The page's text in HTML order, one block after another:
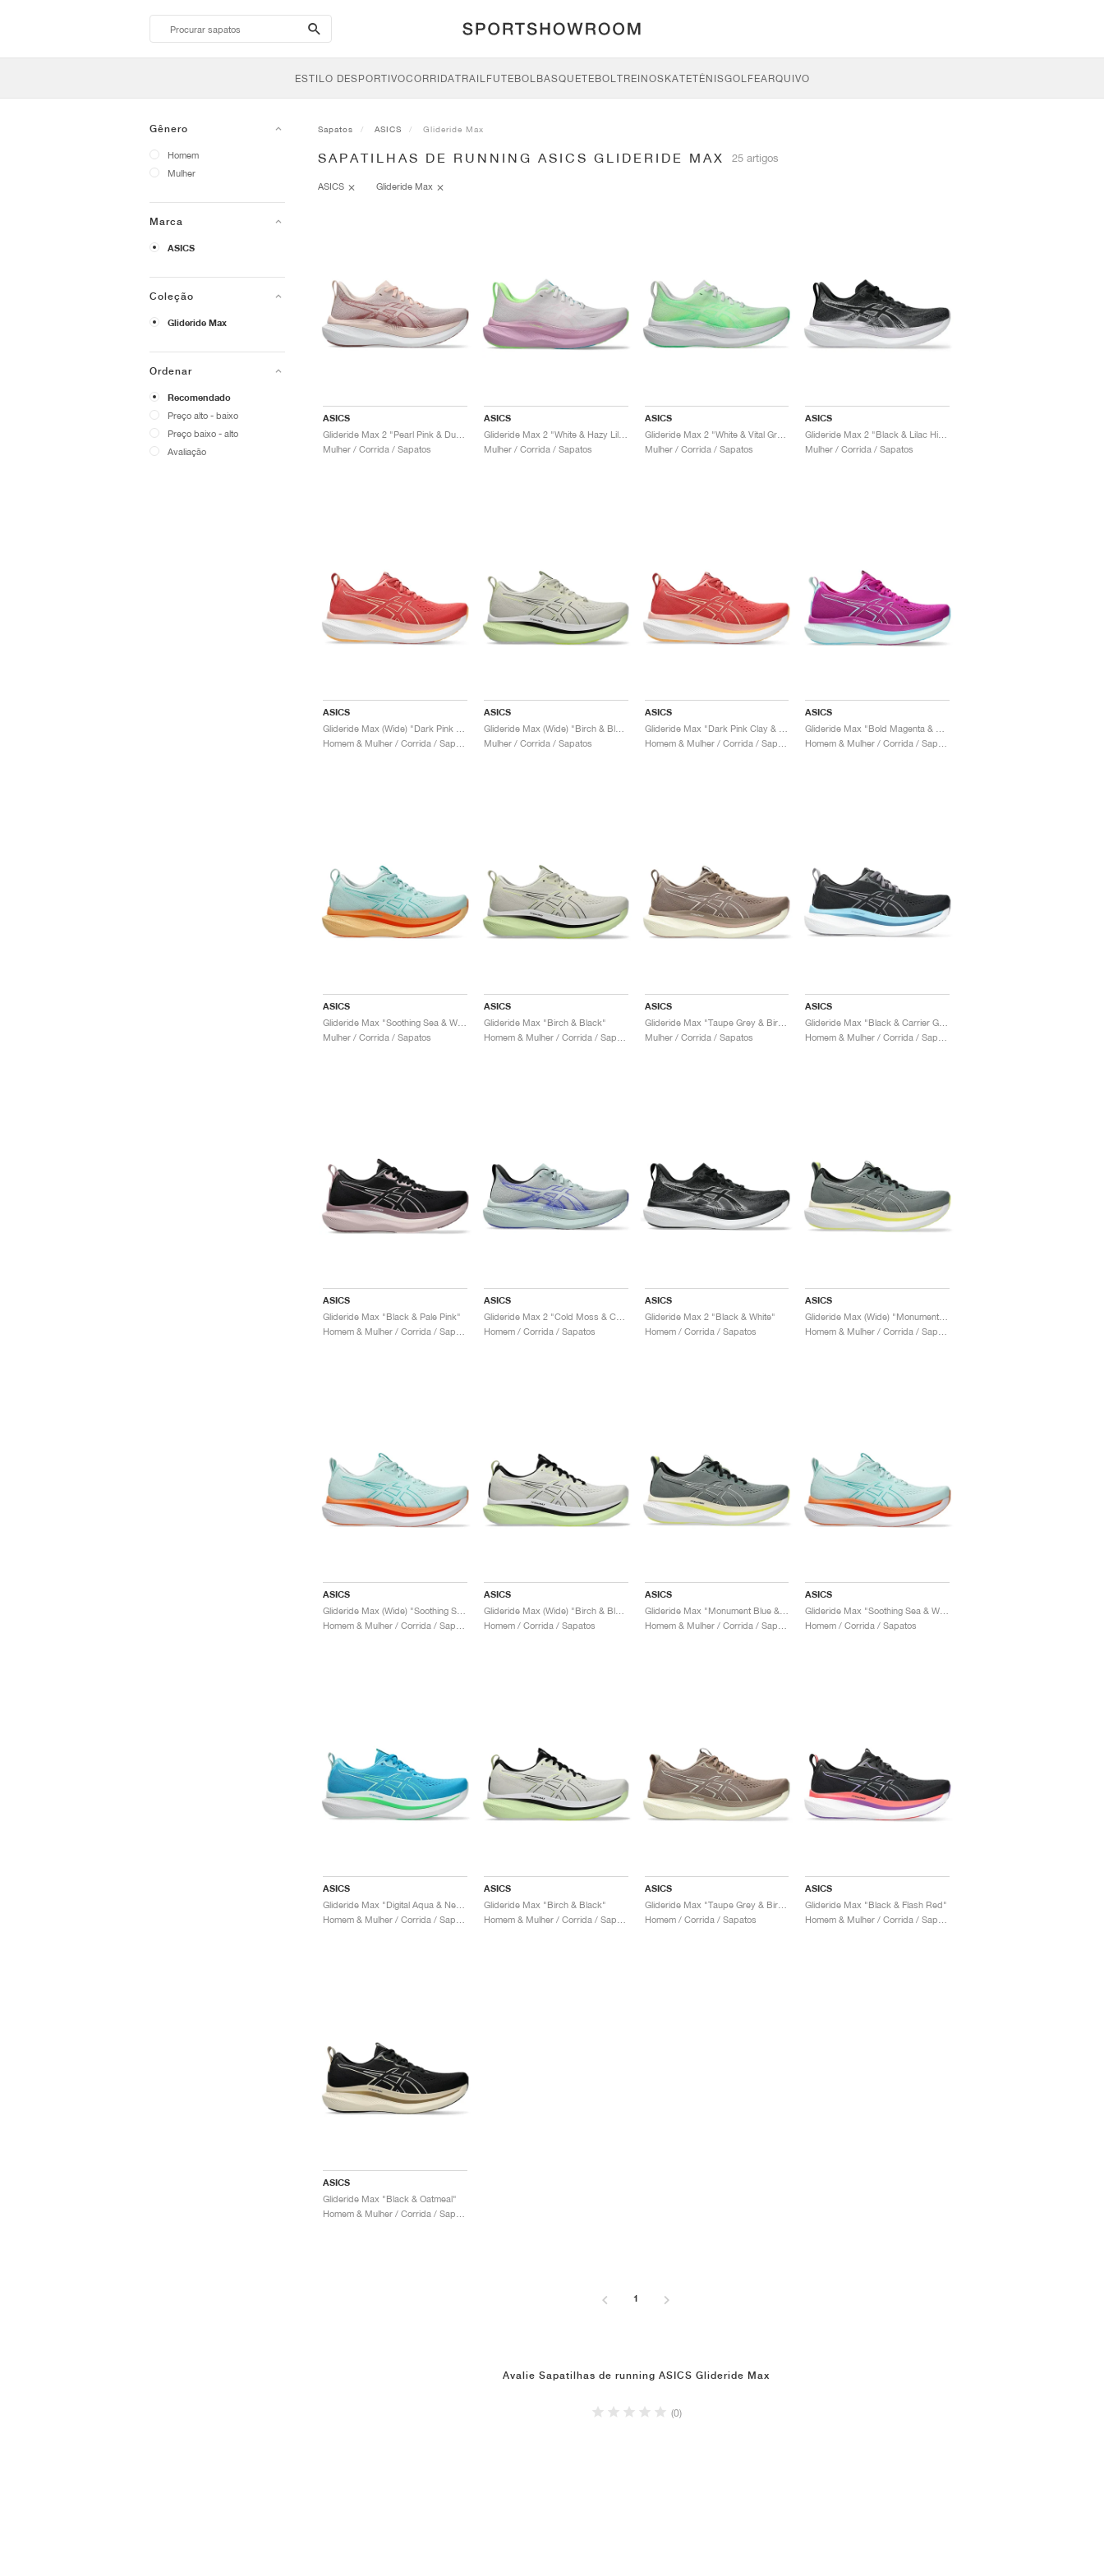
search-
btn
ESTILO DESPORTIVOCORRIDATRAILFUTEBOLBASQUETEBOLTREINOSKATETÉNISGOLFEARQUIVO
Gênero
Homem
Mulher
Marca
ASICS
Coleção
Glideride Max
Ordenar
Recomendado
Preço alto - baixo
Preço baixo - alto
Avaliação
Sapatos ASICS Glideride Max
SAPATILHAS DE RUNNING ASICS GLIDERIDE MAX 25 artigos
ASICS Glideride Max
ASICS
Mulher / Corrida / Sapatos
ASICS
Glideride Max 2 "White & Hazy Lilac"
Mulher / Corrida / Sapatos
ASICS
Glideride Max 2 "White & Vital Green"
Mulher / Corrida / Sapatos
ASICS
Mulher / Corrida / Sapatos
ASICS ASICS
Glideride Max (Wide) "Birch & Black"
Mulher / Corrida / Sapatos
ASICS ASICS
ASICS
Mulher / Corrida / Sapatos
ASICS
Glideride Max "Birch & Black"
ASICS
Glideride Max "Taupe Grey & Birch"
Mulher / Corrida / Sapatos
ASICS
ASICS
Glideride Max "Black & Pale Pink"
ASICS
Glideride Max 2 "Cold Moss & Cobalt Burst"
Homem / Corrida / Sapatos
ASICS
Glideride Max 2 "Black & White"
Homem / Corrida / Sapatos
ASICS
ASICS ASICS
Glideride Max (Wide) "Birch & Black"
Homem / Corrida / Sapatos
ASICS ASICS
Homem / Corrida / Sapatos
ASICS ASICS
Glideride Max "Birch & Black"
ASICS
Glideride Max "Taupe Grey & Birch"
Homem / Corrida / Sapatos
ASICS
Glideride Max "Black & Flash Red"
ASICS
Glideride Max "Black & Oatmeal"
1
Avalie Sapatilhas de running ASICS Glideride Max
(0)